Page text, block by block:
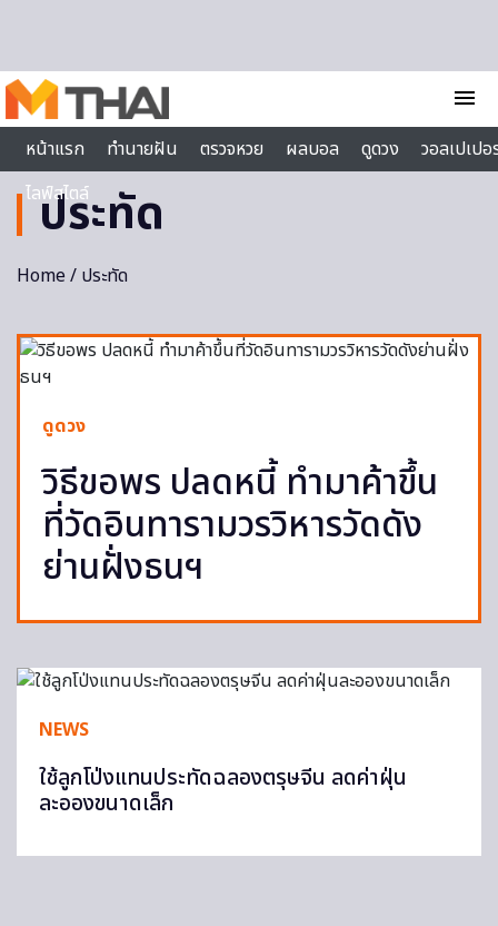
menu
หน้าแรก
ทำนายฝัน ตรวจหวย ผลบอล ดูดวง
วอลเปเป
ไลฟ์สไตล์
ประทัด
Home/ ประทัด
ดูดวง
วิธีขอพร ปลดหนี้ ทำมาค้าขึ้น
ที่วัดอินทารามวรวิหารวัดดัง
ย่านฝั่งธนฯ
NEWS
ใช้ลูกโป่งแทนประทัดฉลองตรุษจีน ลดค่าฝุ่น
ละอองขนาดเล็ก